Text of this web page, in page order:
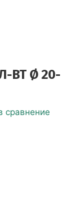
ВТ Ø 20-
сравнение